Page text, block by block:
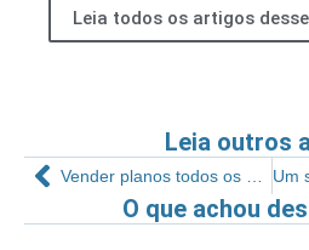
Leia todos os artigos
Leia outros
O que achou